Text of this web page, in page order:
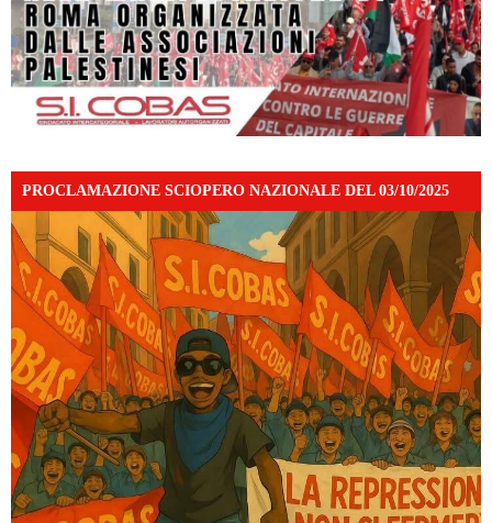
PROCLAMAZIONE SCIOPERO NAZIONALE DEL 03/10/2025